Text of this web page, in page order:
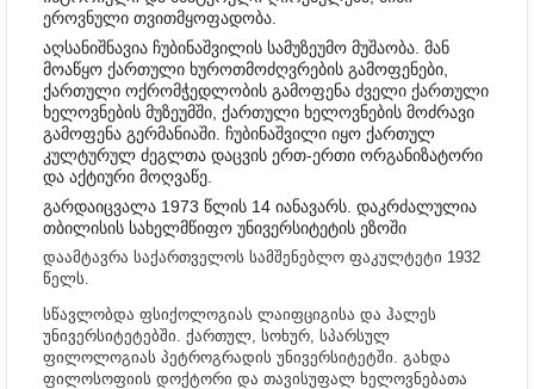
ეროვნული თვითმყოფადობა.
აღსანიშნავია ჩუბინაშვილის სამუზეუმო მუშაობა. მან
მოაწყო ქართული ხუროთმოძღვრების გამოფენები,
ქართული ოქრომჭედლობის გამოფენა ძველი ქართული
ხელოვნების მუზეუმში, ქართული ხელოვნების მოძრავი
გამოფენა გერმანიაში. ჩუბინაშვილი იყო ქართულ
კულტურულ ძეგლთა დაცვის ერთ-ერთი ორგანიზატორი
და აქტიური მოღვაწე.
გარდაიცვალა 1973 წლის 14 იანავარს. დაკრძალულია
თბილისის სახელმწიფო უნივერსიტეტის ეზოში
დაამტავრა საქართველოს სამშენებლო ფაკულტეტი 1932
წელს.
სწავლობდა ფსიქოლოგიას ლაიფციგისა და ჰალეს
უნივერსიტეტებში. ქართულ, სოხურ, სპარსულ
ფილოლოგიას პეტროგრადის უნივერსიტეტში. გახდა
ფილოსოფიის დოქტორი და თავისუფალ ხელოვნებათა